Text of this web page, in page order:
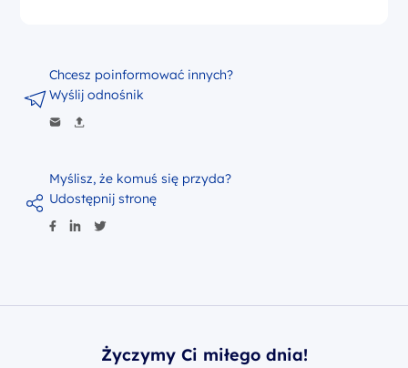
Myślisz, że komuś się przyda?
Udostępnij stronę
Chcesz poinformować innych?
Wyślij odnośnik
Życzymy Ci miłego dnia!